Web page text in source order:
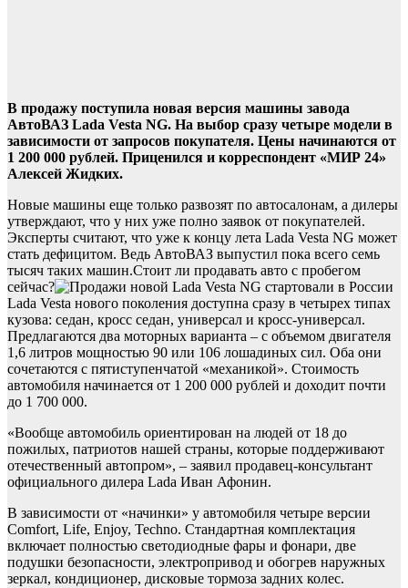
В продажу поступила новая версия машины завода
АвтоВАЗ Lada Vesta NG. На выбор сразу четыре модели в
зависимости от запросов покупателя. Цены начинаются от
1 200 000 рублей. Приценился и корреспондент «МИР 24»
Алексей Жидких.
Новые машины еще только развозят по автосалонам, а дилеры
утверждают, что у них уже полно заявок от покупателей.
Эксперты считают, что уже к концу лета Lada Vesta NG может
стать дефицитом. Ведь АвтоВАЗ выпустил пока всего семь
тысяч таких машин.Стоит ли продавать авто с пробегом
сейчас?
Lada Vesta нового поколения доступна сразу в четырех типах
кузова: седан, кросс седан, универсал и кросс-универсал.
Предлагаются два моторных варианта – с объемом двигателя
1,6 литров мощностью 90 или 106 лошадиных сил. Оба они
сочетаются с пятиступенчатой «механикой». Стоимость
автомобиля начинается от 1 200 000 рублей и доходит почти
до 1 700 000.
«Вообще автомобиль ориентирован на людей от 18 до
пожилых, патриотов нашей страны, которые поддерживают
отечественный автопром», – заявил продавец-консультант
официального дилера Lada Иван Афонин.
В зависимости от «начинки» у автомобиля четыре версии
Comfort, Life, Enjoy, Techno. Стандартная комплектация
включает полностью светодиодные фары и фонари, две
подушки безопасности, электропривод и обогрев наружных
зеркал, кондиционер, дисковые тормоза задних колес.